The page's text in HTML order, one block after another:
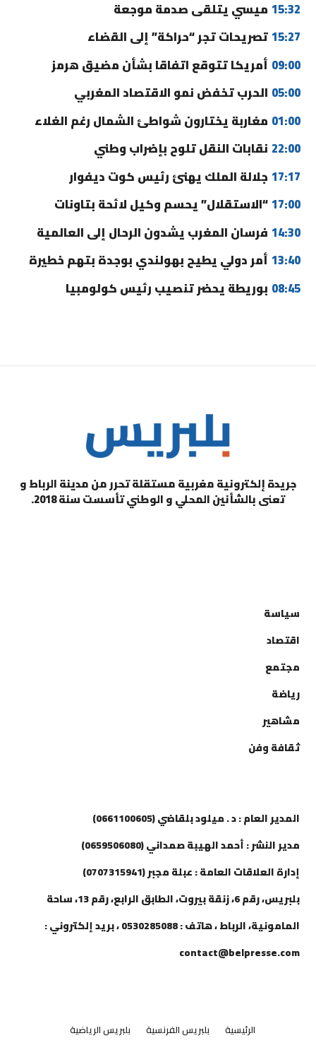
15:32 ميسي يتلقى صدمة موجعة
15:27تصريحات تجر “حراكة” إلى القضاء
09:00 أمريكا تتوقع اتفاقا بشأن مضيق هرمز
05:00 الحرب تخفض نمو الاقتصاد المغربي
01:00 مغاربة يختارون شواطئ الشمال رغم الغلاء
22:00 نقابات النقل تلوح بإضراب وطني
17:17 جلالة الملك يهنئ رئيس كوت ديفوار
17:00“الاستقلال” يحسم وكيل لائحة بتاونات
14:30 فرسان المغرب يشدون الرحال إلى العالمية
13:40 أمر دولي يطيح بهولندي بوجدة بتهم خطيرة
08:45 بوريطة يحضر تنصيب رئيس كولومبيا
جريدة إلكترونية مغربية مستقلة تحرر من مدينة الرباط و
تعنى بالشأنين المحلي و الوطني تأسست سنة 2018.
سياسة
اقتصاد
مجتمع
رياضة
مشاهير
ثقافة وفن
المدير العام : د . ميلود بلقاضي (0661100605)
مدير النشر : أحمد الهيبة صمداني (0659506080)
إدارة العلاقات العامة : عبلة مجبر (0707315941)
بلبريس، رقم 6، زنقة بيروت، الطابق الرابع، رقم 13، ساحة
المامونية، الرباط ، هاتف : 0530285088 ، بريد إلكتروني :
contact@belpresse.com
الرئيسية بلبريس الفرنسية بلبريس الرياضية